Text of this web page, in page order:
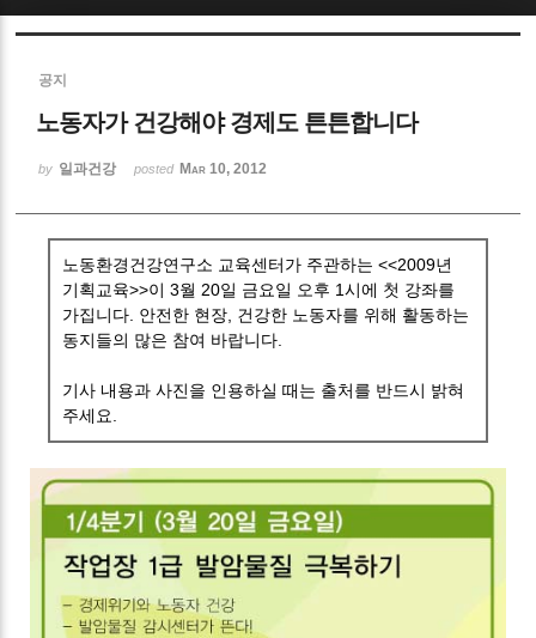
공지
노동자가 건강해야 경제도 튼튼합니다
by 일과건강 posted Mar 10, 2012
노동환경건강연구소 교육센터가 주관하는 <<2009년
기획교육>>이 3월 20일 금요일 오후 1시에 첫 강좌를
가집니다. 안전한 현장, 건강한 노동자를 위해 활동하는
동지들의 많은 참여 바랍니다.
기사 내용과 사진을 인용하실 때는 출처를 반드시 밝혀
주세요.
Sketchbook5, 스케치북5
Sketchbook5, 스케치북5